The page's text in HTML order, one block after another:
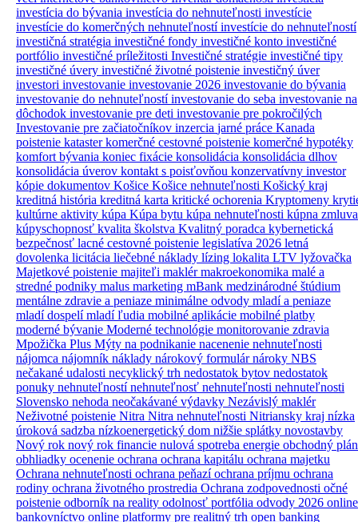
investícia do bývania investícia do nehnuteľnosti investície
investície do komerčných nehnuteľnostíinvestície do nehnuteľností
investičná stratégia investičné fondy investičné konto investičné
portfólio investičné príležitosti Investičné stratégie investičné tipy
investičné úvery investičné životné poistenie investičný úver
investori investovanie investovanie 2026 investovanie do bývania
investovanie do nehnuteľnostíinvestovanie do seba investovanie na
dôchodok investovanie pre deti investovanie pre pokročilých
Investovanie pre začiatočníkov inzercia jarné práce Kanada
poistenie katasterkomerčné cestovné poistenie komerčné hypotéky
komfort bývania koniec fixácie konsolidácia konsolidácia dlhov
konsolidácia úverov kontakt s poisťovňou konzervatívny investor
kópie dokumentov Košice Košice nehnuteľnosti Košický kraj
kreditná história kreditná karta kritické ochorenia Kryptomeny
kultúrne aktivity kúpa Kúpa bytu kúpa nehnuteľnosti kúpna zmluva
kúpyschopnosť kvalita školstva Kvalitný poradca kybernetická
bezpečnosť lacné cestovné poistenie legislatíva 2026 letná
dovolenka licitácia liečebné náklady lízing lokalita LTV lyžovačka
Majetkové poistenie majiteľi maklérmakroekonomika malé a
stredné podniky malus marketing mBank medzinárodné štúdium
mentálne zdravie a peniaze minimálne odvody mladí a peniaze
mladí dospelímladí ľudia mobilné aplikácie mobilné platby
moderné bývanie Moderné technológie monitorovanie zdravia
Mpožička Plus Mýty na podnikanie nacenenie nehnuteľnosti
nájomca nájomník náklady nárokový formulárnároky NBS
nečakané udalosti necyklický trh nedostatok bytov nedostatok
ponuky nehnuteľnostínehnuteľnosť nehnuteľnosti nehnuteľnosti
Slovensko nehoda neočakávané výdavky Nezávislý maklér
Neživotné poistenie Nitra Nitra nehnuteľnosti Nitriansky kraj nízka
úroková sadzba nízkoenergetický dom nižšie splátky novostavby
Nový rok nový rok financie nulová spotreba energie obchodný plán
obhliadky ocenenie ochrana ochrana kapitálu ochrana majetku
Ochrana nehnuteľnosti ochrana peňazíochrana príjmu ochrana
rodiny ochrana životného prostredia Ochrana zodpovednosti očné
poistenie odborník na reality odolnosť portfólia odvody 2026 online
bankovníctvo online platformy pre realitný trh open banking